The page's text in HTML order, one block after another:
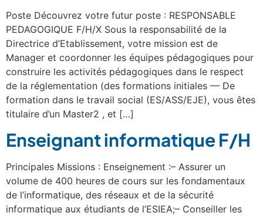
Poste Découvrez votre futur poste : RESPONSABLE
PEDAGOGIQUE F/H/X Sous la responsabilité de la
Directrice d’Etablissement, votre mission est de
Manager et coordonner les équipes pédagogiques pour
construire les activités pédagogiques dans le respect
de la réglementation (des formations initiales — De
formation dans le travail social (ES/ASS/EJE), vous êtes
titulaire d’un Master2 , et […]
Enseignant informatique F/H
Principales Missions : Enseignement :– Assurer un
volume de 400 heures de cours sur les fondamentaux
de l’informatique, des réseaux et de la sécurité
informatique aux étudiants de l’ESIEA;– Conseiller les